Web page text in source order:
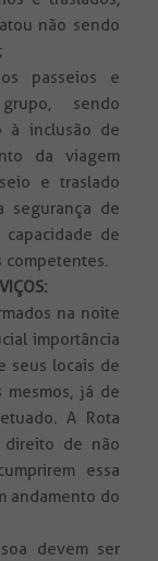
não sendo
passeios e
sendo
à inclusão de
da viagem
e traslado
segurança de
capacidade de
competentes.
na noite
importância
seus locais de
mesmos, já de
A Rota
direito de não
essa
andamento do
devem ser